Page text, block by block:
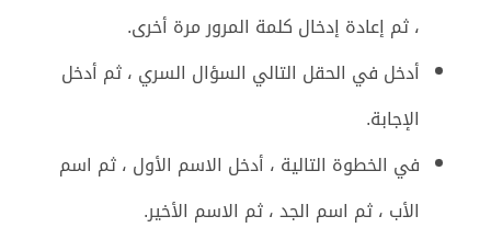
، ثم إعادة إدخال كلمة المرور مرة أخرى.
أدخل في الحقل التالي السؤال السري ، ثم أدخل
الإجابة.
في الخطوة التالية ، أدخل الاسم الأول ، ثم اسم
الأب ، ثم اسم الجد ، ثم الاسم الأخير.